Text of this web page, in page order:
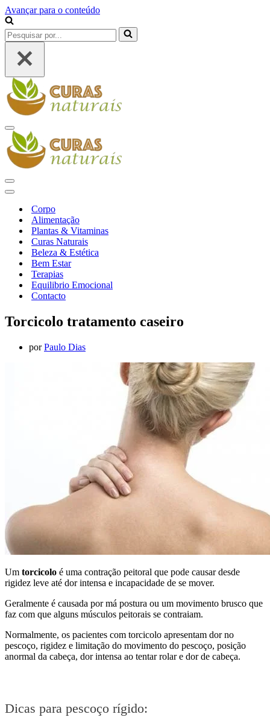
Avançar para o conteúdo
Pesquisar
por...
Menu
de
navegação
Menu
de
Menu
navegação
Corpo
Alimentação
Plantas & Vitaminas
Curas Naturais
Beleza & Estética
Bem Estar
Terapias
Equilibrio Emocional
Contacto
Torcicolo tratamento caseiro
porPaulo Dias
Um torcicolo é uma contração peitoral que pode causar desde
rigidez leve até dor intensa e incapacidade de se mover.
Geralmente é causada por má postura ou um movimento brusco que
faz com que alguns músculos peitorais se contraiam.
Normalmente, os pacientes com torcicolo apresentam dor no
pescoço, rigidez e limitação do movimento do pescoço, posição
anormal da cabeça, dor intensa ao tentar rolar e dor de cabeça.
Dicas para pescoço rígido: